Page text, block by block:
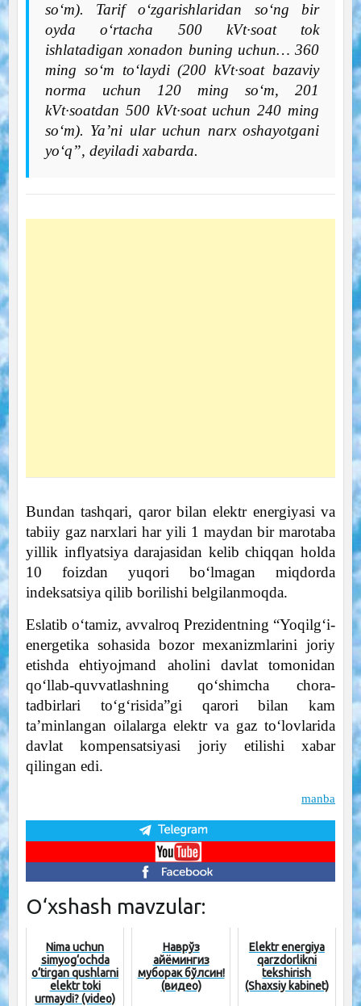
so‘m). Tarif o‘zgarishlaridan so‘ng bir
oyda o‘rtacha 500 kVt·soat tok
ishlatadigan xonadon buning uchun… 360
ming so‘m to‘laydi (200 kVt·soat bazaviy
norma uchun 120 ming so‘m, 201
kVt·soatdan 500 kVt·soat uchun 240 ming
so‘m). Ya’ni ular uchun narx oshayotgani
yo‘q”, deyiladi xabarda.
Bundan tashqari, qaror bilan elektr energiyasi va
tabiiy gaz narxlari har yili 1 maydan bir marotaba
yillik inflyatsiya darajasidan kelib chiqqan holda
10 foizdan yuqori bo‘lmagan miqdorda
indeksatsiya qilib borilishi belgilanmoqda.
Eslatib o‘tamiz, avvalroq Prezidentning “Yoqilg‘i-
energetika sohasida bozor mexanizmlarini joriy
etishda ehtiyojmand aholini davlat tomonidan
qo‘llab-quvvatlashning qo‘shimcha chora-
tadbirlari to‘g‘risida”gi qarori bilan kam
ta’minlangan oilalarga elektr va gaz to‘lovlarida
davlat kompensatsiyasi joriy etilishi xabar
qilingan edi.
manba
O‘xshash mavzular:
Nima uchun
simyog‘ochda
o‘tirgan qushlarni
elektr toki
urmaydi? (video)
Наврўз
айёмингиз
муборак бўлсин!
(видео)
Elektr energiya
qarzdorlikni
tekshirish
(Shaxsiy kabinet)